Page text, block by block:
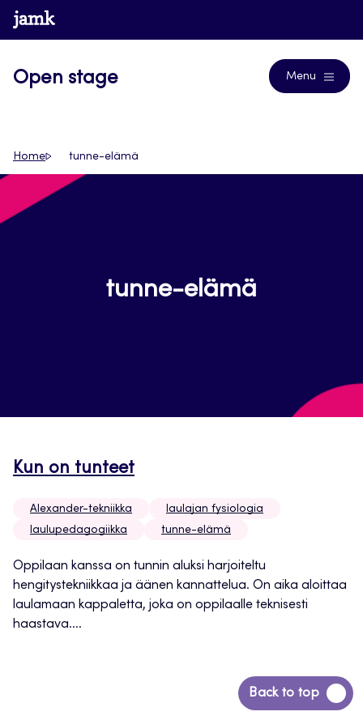
Siirry
suoraan
www.jamk.fi
Open stage Menu
Home tunne-elämä
tunne-elämä
Kun on tunteet
Alexander-tekniikka
laulajan fysiologia
laulupedagogiikka
tunne-elämä
Oppilaan kanssa on tunnin aluksi harjoiteltu
hengitystekniikkaa ja äänen kannattelua. On aika aloittaa
laulamaan kappaletta, joka on oppilaalle teknisesti
haastava....
Back to top
Siirry
takaisin